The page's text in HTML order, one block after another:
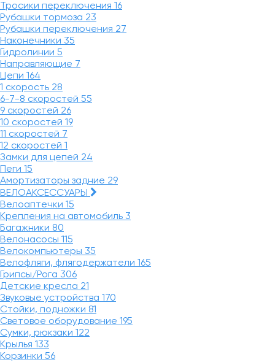
Тросики переключения 16
Рубашки тормоза 23
Рубашки переключения 27
Наконечники 35
Гидролинии 5
Направляющие 7
Цепи 164
1 скорость 28
6-7-8 скоростей 55
9 скоростей 26
10 скоростей 19
11 скоростей 7
12 скоростей 1
Замки для цепей 24
Пеги 15
Амортизаторы задние 29
ВЕЛОАКСЕССУАРЫ
Велоаптечки 15
Крепления на автомобиль 3
Багажники 80
Велонасосы 115
Велокомпьютеры 35
Велофляги, флягодержатели 165
Грипсы/Рога 306
Детские кресла 21
Звуковые устройства 170
Стойки, подножки 81
Световое оборудование 195
Сумки, рюкзаки 122
Крылья 133
Корзинки 56